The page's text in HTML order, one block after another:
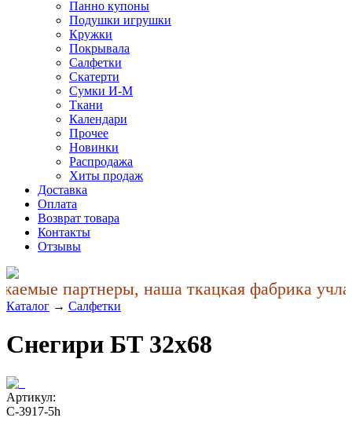
Панно купоны
Подушки игрушки
Кружки
Покрывала
Салфетки
Скатерти
Сумки И-М
Ткани
Календари
Прочее
Новинки
Распродажа
Хиты продаж
Доставка
Оплата
Возврат товара
Контакты
Отзывы
партнеры, наша ткацкая фабрика учла
Каталог → Салфетки
Снегири БТ 32x68
Артикул:
С-3917-5h